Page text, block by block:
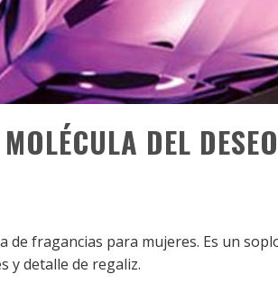
DEL
fragancias para mujeres. Es un
y detalle de regaliz.